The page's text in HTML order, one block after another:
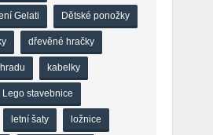
Gelati Dětské ponožky
dřevěné hračky
kabelky
Lego stavebnice
letní šaty ložnice